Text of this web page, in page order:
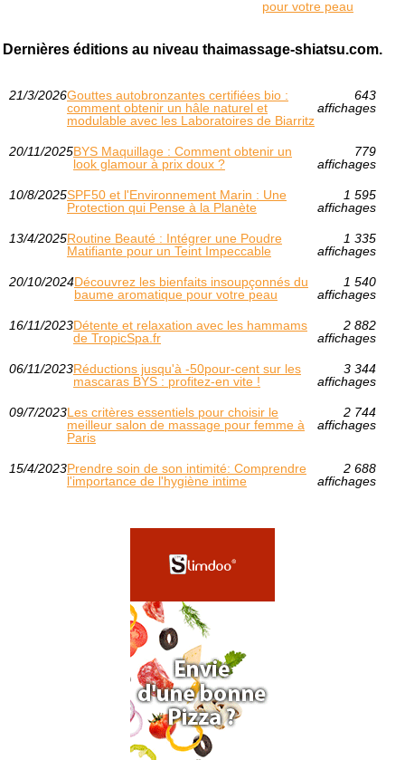
pour votre peau
Dernières éditions au niveau thaimassage-shiatsu.com.
21/3/2026Gouttes autobronzantes certifiées bio :
comment obtenir un hâle naturel et
modulable avec les Laboratoires de Biarritz
643
affichages
20/11/2025BYS Maquillage : Comment obtenir un
look glamour à prix doux ?
779
affichages
10/8/2025SPF50 et l'Environnement Marin : Une
Protection qui Pense à la Planète
1 595
affichages
13/4/2025Routine Beauté : Intégrer une Poudre
Matifiante pour un Teint Impeccable
1 335
affichages
20/10/2024Découvrez les bienfaits insoupçonnés du
baume aromatique pour votre peau
1 540
affichages
16/11/2023Détente et relaxation avec les hammams
de TropicSpa.fr
2 882
affichages
06/11/2023Réductions jusqu'à -50pour-cent sur les
mascaras BYS : profitez-en vite !
3 344
affichages
09/7/2023Les critères essentiels pour choisir le
meilleur salon de massage pour femme à
Paris
2 744
affichages
15/4/2023Prendre soin de son intimité: Comprendre
l'importance de l'hygiène intime
2 688
affichages